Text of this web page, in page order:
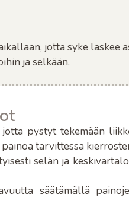
jotta syke laskee
ja selkään.
pystyt tekemään
tarvittessa
selän ja
säätämällä